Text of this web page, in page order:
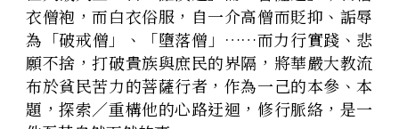
衣僧袍，而白衣俗服，自一介高僧而貶抑、詬辱
為「破戒僧」、「墮落僧」……而力行實踐、悲
願不捨，打破貴族與庶民的界隔，將華嚴大教流
布於貧民苦力的菩薩行者，作為一己的本參、本
題，探索／重構他的心路迂迴，修行脈絡，是一